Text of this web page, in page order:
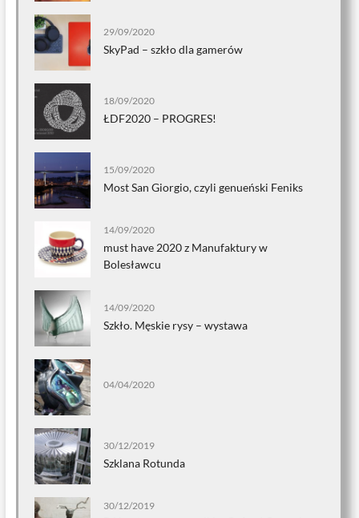
29/09/2020
SkyPad – szkło dla gamerów
18/09/2020
ŁDF2020 – PROGRES!
15/09/2020
Most San Giorgio, czyli genueński Feniks
14/09/2020
must have 2020 z Manufaktury w
Bolesławcu
14/09/2020
Szkło. Męskie rysy – wystawa
04/04/2020
30/12/2019
Szklana Rotunda
30/12/2019